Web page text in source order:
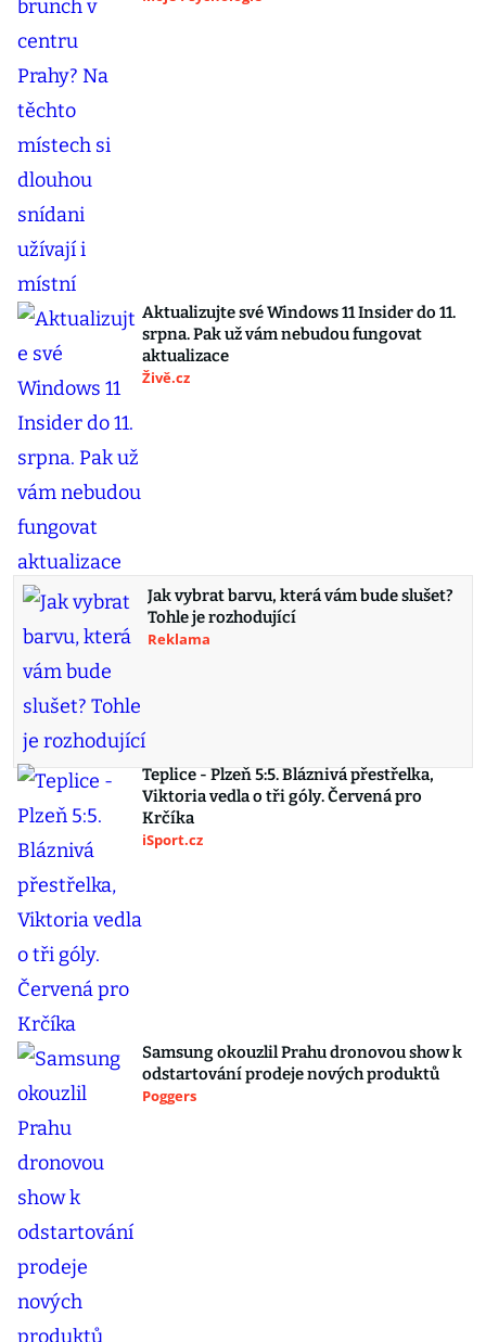
Aktualizujte své Windows 11 Insider do 11.
srpna. Pak už vám nebudou fungovat
aktualizace
Živě.cz
Jak vybrat barvu, která vám bude slušet?
Tohle je rozhodující
Reklama
Teplice - Plzeň 5:5. Bláznivá přestřelka,
Viktoria vedla o tři góly. Červená pro
Krčíka
iSport.cz
Samsung okouzlil Prahu dronovou show k
odstartování prodeje nových produktů
Poggers